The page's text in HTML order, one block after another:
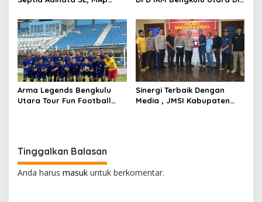
Jemaah Haji Dengan Penuh
Rasa Syukur
Umum 2025-2030
Arma Legends Bengkulu
Utara Tour Fun Football
Sinergi Terbaik Dengan
Media , JMSI Kabupaten
Tinggalkan Balasan
Anda harus masuk untuk berkomentar.